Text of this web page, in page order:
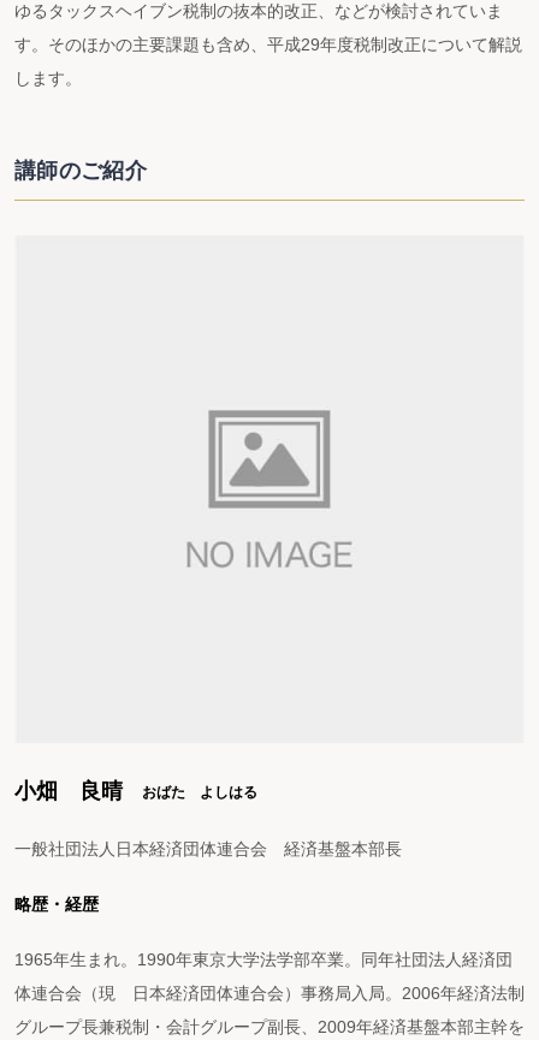
ゆるタックスヘイブン税制の抜本的改正、などが検討されていま
す。そのほかの主要課題も含め、平成29年度税制改正について解説
します。
講師のご紹介
小畑 良晴 おばた よしはる
一般社団法人日本経済団体連合会 経済基盤本部長
略歴・経歴
1965年生まれ。1990年東京大学法学部卒業。同年社団法人経済団
体連合会（現 日本経済団体連合会）事務局入局。2006年経済法制
グループ長兼税制・会計グループ副長、2009年経済基盤本部主幹を